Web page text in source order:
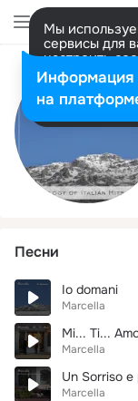
Мы
сервисы для
настроить
Разрешить
Песни
Io domani
Marcella
Mi... Ti...
Marcella
Un Sorriso
Marcella
Информация
на